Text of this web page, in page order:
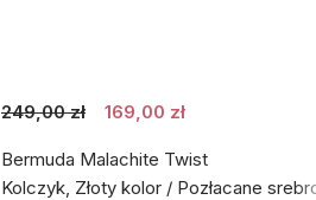
249,00 zł 169,00 zł
Bermuda Malachite Twist
Kolczyk, Złoty kolor / Pozłacane